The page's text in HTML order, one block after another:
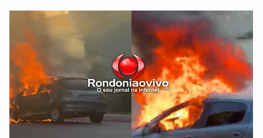
órbita